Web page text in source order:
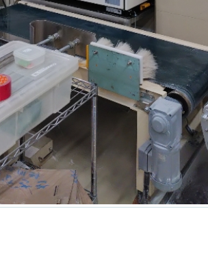
1工事前の課題
2当社からの提案
お客様からの評価
4工事担当者のコメント
工事の様子